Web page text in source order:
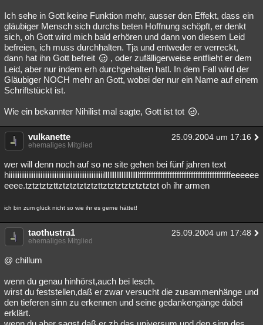
Ich sehe in Gott keine Funktion mehr, ausser den Effekt, dass ein
gläubiger Mensch sich durchs beten Hoffnung schöpft, er denkt
sich, oh Gott wird mich bald erhören und dann von diesem Leid
befreien, ich muss durchhalten. Tja und entweder er verreckt,
dann hat ihn Gott befreit
, oder zufälligerweise entflieht er dem
Leid, aber nur indem erh durchgehalten hatl. In dem Fall wird der
Gläubiger NOCH mehr an Gott, wobei der nur ein Name auf einem
Schriftstückt ist.
Wie ein bekannter Nihilist mal sagte, Gott ist tot .
vulkanette 25.09.2004 um 17:16
ehemaliges Mitglied
wer will denn noch auf so ne site gehen bei fünf jahren text
hiiiiiiiiiiiiiiiiiiiiiiiiiiiiiiiiiiiiiiiiiiiiiiiiiiiiiillllllllllllllllllllfffffffffffffffffffffffffffffffffffffffeeeeee
eeee.tztztztzttztztztztztzttztztztztztztztzt oh ihr armen
ich bin zum glück nicht so wie ihr es gerne hättet!
taothustra1 25.09.2004 um 17:48
ehemaliges Mitglied
@ chillum
wenn du genau hinhörst,auch bei lesch.
wirst du feststellen,daß er zwar versucht die zusammenhänge und
den tieferen sinn zu erkennen und seine gedankengänge dabei
erklärt.